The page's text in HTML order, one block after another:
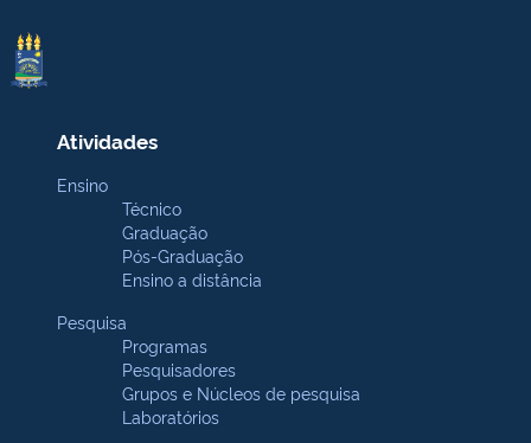
Atividades
Ensino
Técnico
Graduação
Pós-Graduação
Ensino a distância
Pesquisa
Programas
Pesquisadores
Grupos e Núcleos de pesquisa
Laboratórios